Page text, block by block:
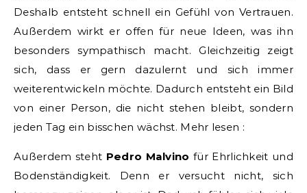
Deshalb entsteht schnell ein Gefühl von Vertrauen.
Außerdem wirkt er offen für neue Ideen, was ihn
besonders sympathisch macht. Gleichzeitig zeigt
sich, dass er gern dazulernt und sich immer
weiterentwickeln möchte. Dadurch entsteht ein Bild
von einer Person, die nicht stehen bleibt, sondern
jeden Tag ein bisschen wächst. Mehr lesen :
Außerdem steht Pedro Malvino für Ehrlichkeit und
Bodenständigkeit. Denn er versucht nicht, sich